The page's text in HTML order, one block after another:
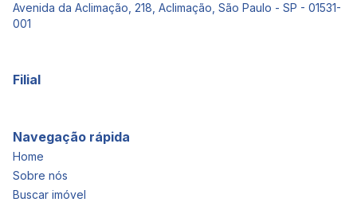
Avenida da Aclimação, 218, Aclimação, São Paulo - SP - 01531-
001
Filial
Navegação rápida
Home
Sobre nós
Buscar imóvel